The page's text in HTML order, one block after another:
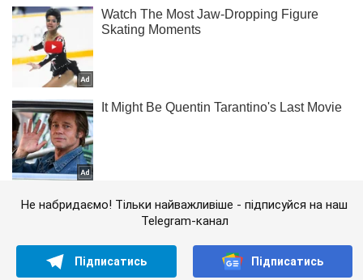
Не набридаємо! Тільки найважливіше - підписуйся на наш
Telegram-канал
Підписатись Підписатись